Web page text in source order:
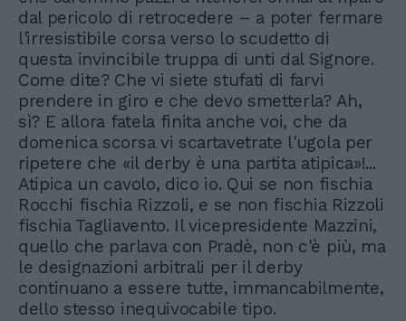
dal pericolo di retrocedere – a poter fermare
l'irresistibile corsa verso lo scudetto di
questa invincibile truppa di unti dal Signore.
Come dite? Che vi siete stufati di farvi
prendere in giro e che devo smetterla? Ah,
sì? E allora fatela finita anche voi, che da
domenica scorsa vi scartavetrate l'ugola per
ripetere che «il derby è una partita atipica»!...
Atipica un cavolo, dico io. Qui se non fischia
Rocchi fischia Rizzoli, e se non fischia Rizzoli
fischia Tagliavento. Il vicepresidente Mazzini,
quello che parlava con Pradè, non c'è più, ma
le designazioni arbitrali per il derby
continuano a essere tutte, immancabilmente,
dello stesso inequivocabile tipo.